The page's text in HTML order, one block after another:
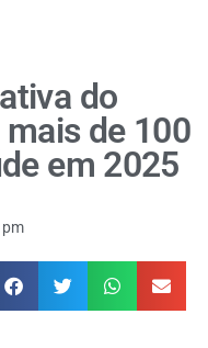
do
de 100
em 2025
pm